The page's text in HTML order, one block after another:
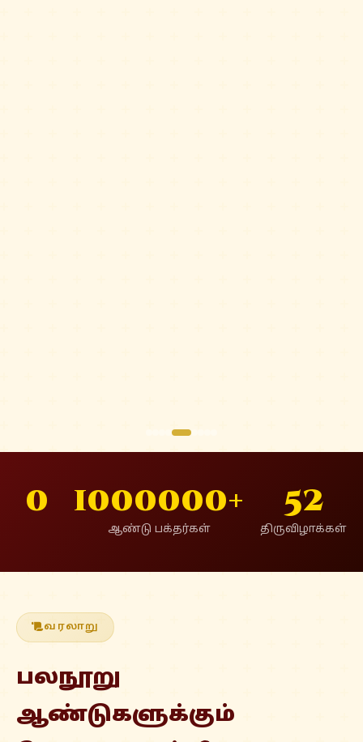
0 1000000+
ஆண்டு பக்தர்கள்
52
திருவிழாக்கள்
வரலாறு
பலநூறு
ஆண்டுகளுக்கும்